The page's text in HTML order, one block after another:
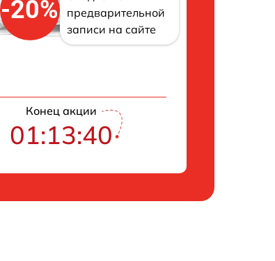
-20%
предварительной
записи на сайте
Конец акции
01:13:40